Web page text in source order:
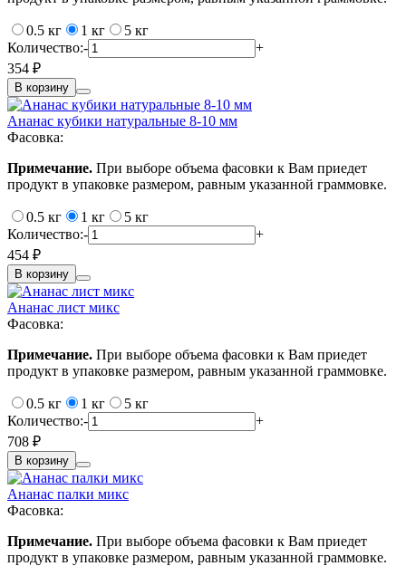
0.5 кг 1 кг
5 кг
Количество:-
+
354 ₽
В корзину
Ананас кубики натуральные 8-10 мм
Фасовка:
Примечание. При выборе объема фасовки к Вам приедет
продукт в упаковке размером, равным указанной граммовке.
0.5 кг 1 кг
5 кг
Количество:-
+
454 ₽
В корзину
Ананас лист микс
Фасовка:
Примечание. При выборе объема фасовки к Вам приедет
продукт в упаковке размером, равным указанной граммовке.
0.5 кг 1 кг
5 кг
Количество:-
+
708 ₽
В корзину
Ананас палки микс
Фасовка:
Примечание. При выборе объема фасовки к Вам приедет
продукт в упаковке размером, равным указанной граммовке.